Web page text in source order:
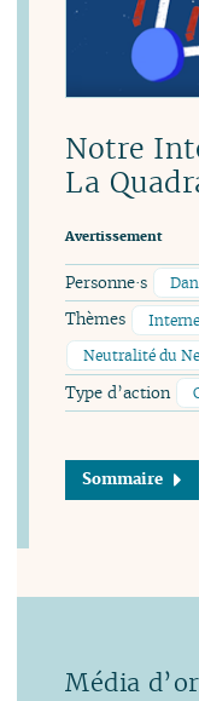
Notre
La
Avertissement
Personne·s
Thèmes
Neutralité du
Type d’action
Sommaire